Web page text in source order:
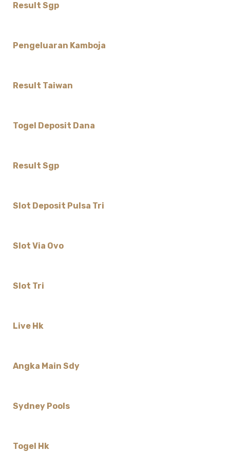
Result Sgp
Pengeluaran Kamboja
Result Taiwan
Togel Deposit Dana
Result Sgp
Slot Deposit Pulsa Tri
Slot Via Ovo
Slot Tri
Live Hk
Angka Main Sdy
Sydney Pools
Togel Hk